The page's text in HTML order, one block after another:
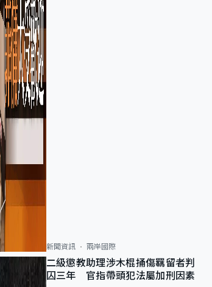
新聞資訊 兩岸國際
二級懲教助理涉木棍捅傷羈留者判
囚三年 官指帶頭犯法屬加刑因素